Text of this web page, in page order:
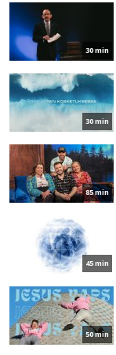
30 min
30 min
85 min
45 min
50 min